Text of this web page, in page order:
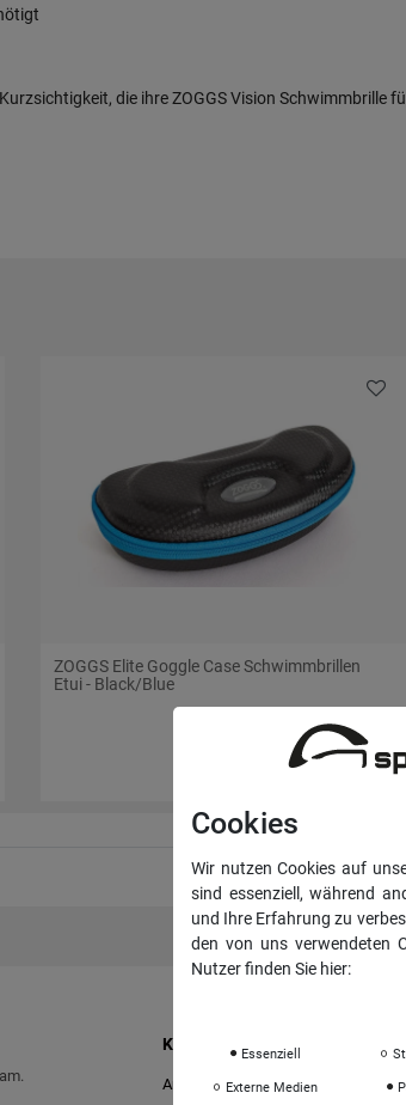
die ihre ZOGGS Vision
ZOGGS Elite Goggle Case Schwimmbrillen
Etui - Black/Blue
9,95 €
KONTO & ANMELDUNG
Anmelden
Cookies
Wir nutzen Cookies auf
sind essenziell, während
und Ihre Erfahrung zu
den von uns verwendeten
Nutzer finden Sie hier:
Essenziell
Externe Medien